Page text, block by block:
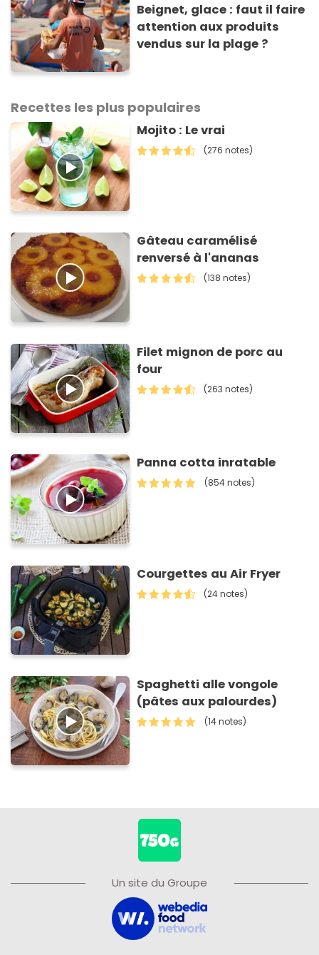
Beignet, glace : faut il faire
attention aux produits
vendus sur la plage ?
Recettes les plus populaires
Mojito : Le vrai
(276 notes)
Gâteau caramélisé
renversé à l'ananas
(138 notes)
Filet mignon de porc au
four
(263 notes)
Panna cotta inratable
(854 notes)
Courgettes au Air Fryer
(24 notes)
Spaghetti alle vongole
(pâtes aux palourdes)
(14 notes)
Un site du Groupe